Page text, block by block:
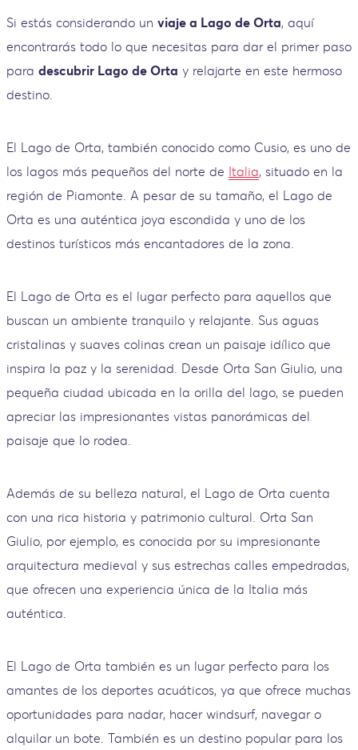
Si estás considerando un viaje a Lago de Orta, aquí
encontrarás todo lo que necesitas para dar el primer paso
para descubrir Lago de Orta y relajarte en este hermoso
destino.
El Lago de Orta, también conocido como Cusio, es uno de
los lagos más pequeños del norte de Italia, situado en la
región de Piamonte. A pesar de su tamaño, el Lago de
Orta es una auténtica joya escondida y uno de los
destinos turísticos más encantadores de la zona.
El Lago de Orta es el lugar perfecto para aquellos que
buscan un ambiente tranquilo y relajante. Sus aguas
cristalinas y suaves colinas crean un paisaje idílico que
inspira la paz y la serenidad. Desde Orta San Giulio, una
pequeña ciudad ubicada en la orilla del lago, se pueden
apreciar las impresionantes vistas panorámicas del
paisaje que lo rodea.
Además de su belleza natural, el Lago de Orta cuenta
con una rica historia y patrimonio cultural. Orta San
Giulio, por ejemplo, es conocida por su impresionante
arquitectura medieval y sus estrechas calles empedradas,
que ofrecen una experiencia única de la Italia más
auténtica.
El Lago de Orta también es un lugar perfecto para los
amantes de los deportes acuáticos, ya que ofrece muchas
oportunidades para nadar, hacer windsurf, navegar o
alquilar un bote. También es un destino popular para los